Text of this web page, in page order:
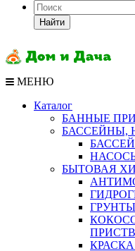
Найти
МЕНЮ
Каталог
БАННЫЕ
БАССЕЙНЫ,
БЫТОВАЯ
ГРУНТЫ